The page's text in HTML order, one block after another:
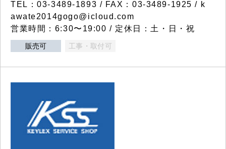
TEL：03-3489-1893 / FAX：03-3489-1925 / k
awate2014gogo@icloud.com
営業時間：6:30〜19:00 / 定休日：土・日・祝
販売可 工事・取付可